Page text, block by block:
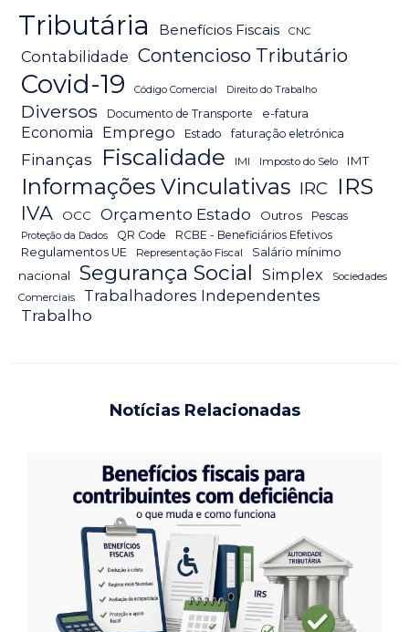
Tributária
Benefícios Fiscais CNC
Contabilidade Contencioso Tributário
Covid-19 Código Comercial Direito do Trabalho
Diversos Documento de Transporte e-fatura
Economia Emprego Estado faturação eletrónica
Finanças Fiscalidade IMI Imposto do Selo IMT
Informações Vinculativas IRC IRS
IVA OCC Orçamento Estado Outros Pescas
Proteção da Dados QR Code
RCBE - Beneficiários Efetivos
Regulamentos UE
Representação Fiscal
Salário mínimo
nacional
Segurança Social Simplex
Sociedades
Comerciais
Trabalhadores Independentes
Trabalho
Notícias Relacionadas